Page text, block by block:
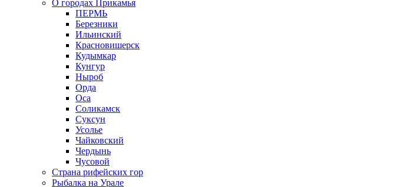
О городах Прикамья
ПЕРМЬ
Березники
Ильинский
Красновишерск
Кудымкар
Кунгур
Ныроб
Орда
Оса
Соликамск
Суксун
Усолье
Чайковский
Чердынь
Чусовой
Страна рифейских гор
Рыбалка на Урале